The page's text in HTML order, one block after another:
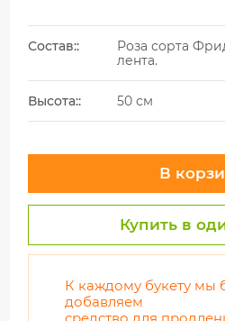
Состав::
Роза сорта
лента.
Высота:: 50 см
В
Купить в
К каждому букету мы
добавляем